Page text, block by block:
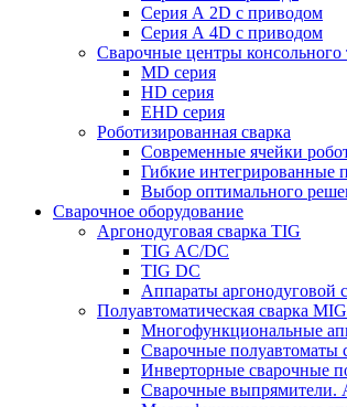
Серия А 2D с приводом
Серия А 4D с приводом
Сварочные центры консольного
MD серия
HD серия
EHD серия
Роботизированная сварка
Современные ячейки
Гибкие интегрированные
Выбор оптимального
Сварочное оборудование
Аргонодуговая сварка TIG
TIG AC/DC
TIG DC
Аппараты аргонодуговой
Полуавтоматическая сварка
Многофункциональные
Сварочные
Инверторные сварочные
Сварочные выпрямители.